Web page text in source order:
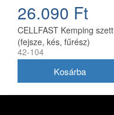
26.090 Ft
CELLFAST Kemping szett
(fejsze, kés, fűrész)
ENERGO
42-104